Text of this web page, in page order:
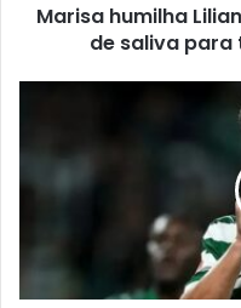
Marisa humilha
de saliva para